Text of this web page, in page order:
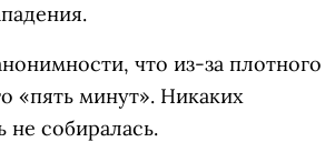
что из-за плотного
«пять минут». Никаких
не собиралась.